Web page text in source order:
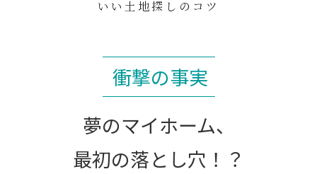
いい土地探しのコツ
衝撃の事実
夢のマイホーム、
最初の落とし穴！？